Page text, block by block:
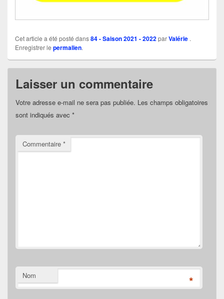
Cet article a été posté dans84 - Saison 2021 - 2022parValérie .
Enregistrer le permalien.
Laisser un commentaire
Votre adresse e-mail ne sera pas publiée. Les champs obligatoires
sont indiqués avec *
Commentaire *
Nom *